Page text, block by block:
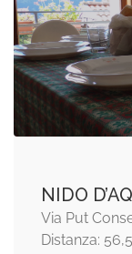
NIDO
Via Put
Distanza: